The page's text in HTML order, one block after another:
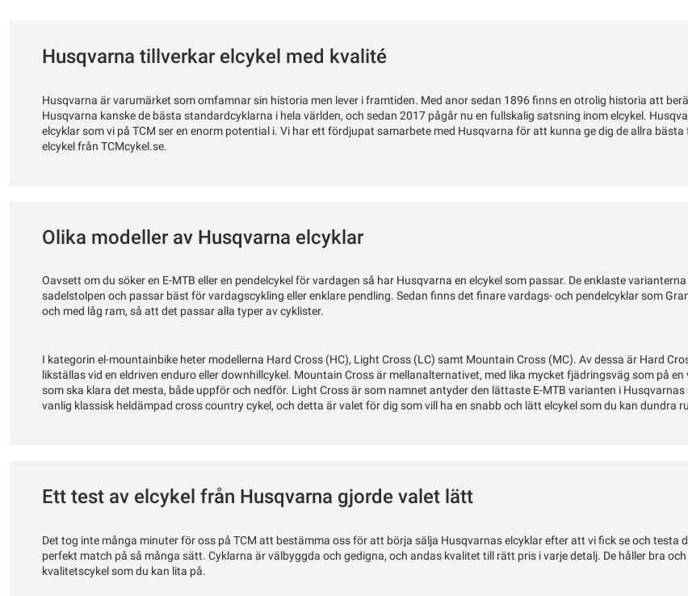
Husqvarna tillverkar elcykel med kvalité
Husqvarna är varumärket som omfamnar sin historia men lever i framtiden. Med anor sedan 1896 finns en otrolig historia att
Husqvarna kanske de bästa standardcyklarna i hela världen, och sedan 2017 pågår nu en fullskalig satsning inom elcykel.
elcyklar som vi på TCM ser en enorm potential i. Vi har ett fördjupat samarbete med Husqvarna för att kunna ge dig de allra
elcykel från TCMcykel.se.
Olika modeller av Husqvarna elcyklar
Oavsett om du söker en E-MTB eller en pendelcykel för vardagen så har Husqvarna en elcykel som passar. De enklaste
sadelstolpen och passar bäst för vardagscykling eller enklare pendling. Sedan finns det finare vardags- och pendelcyklar som
och med låg ram, så att det passar alla typer av cyklister.
I kategorin el-mountainbike heter modellerna Hard Cross (HC), Light Cross (LC) samt Mountain Cross (MC). Av dessa är Hard
likställas vid en eldriven enduro eller downhillcykel. Mountain Cross är mellanalternativet, med lika mycket fjädringsväg som på
som ska klara det mesta, både uppför och nedför. Light Cross är som namnet antyder den lättaste E-MTB varianten i
vanlig klassisk heldämpad cross country cykel, och detta är valet för dig som vill ha en snabb och lätt elcykel som du kan dundra
Ett test av elcykel från Husqvarna gjorde valet lätt
Det tog inte många minuter för oss på TCM att bestämma oss för att börja sälja Husqvarnas elcyklar efter att vi fick se och testa
perfekt match på så många sätt. Cyklarna är välbyggda och gedigna, och andas kvalitet till rätt pris i varje detalj. De håller bra
kvalitetscykel som du kan lita på.